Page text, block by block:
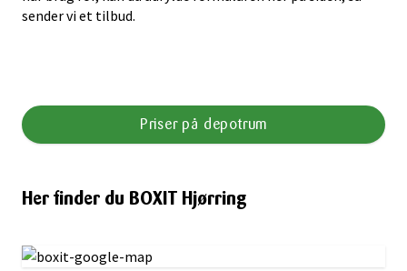
sender vi et tilbud.
Priser på depotrum
Her finder du BOXIT Hjørring